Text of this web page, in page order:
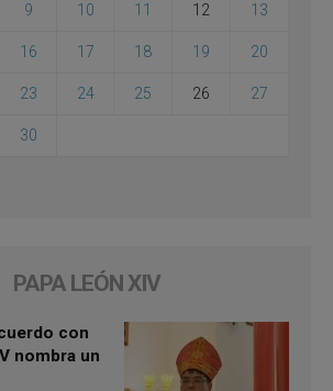
9 10 11 12 13
16 17 18 19 20
23 24 25 26 27
30
PAPA LEÓN XIV
con
nombra un